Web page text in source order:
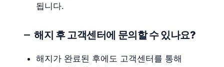
됩니다.
해지 후 고객센터에 문의할 수 있나요?
해지가 완료된 후에도 고객센터를 통해